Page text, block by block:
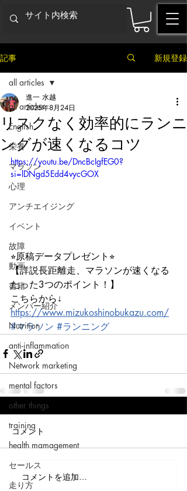
記事 新規登録
all articles
English
栄養
マラソン
心理
アンチエイジング
イベント
故障
動画
書籍
メンバー紹介
Nutrition
anti-inflammation
Network marketing
mental factors
other things
training
health mamagement
セールス
走り方
all articles
リスクなく効率的にランニ
ングが速くなるコツ
進一 水越
2025年8月24日
https://youtu.be/DncBcIgfEG0?
si=lDNgd5Edd4vycGOX
⭐︎原稿データプレゼント⭐︎
【詳説長距離走、マラソンが速くなる
たった3つのポイント！】
こちらから↓
https://www.mizukoshinobukazu.com/
#マラソン #ランニング
コメント
コメントを追加…